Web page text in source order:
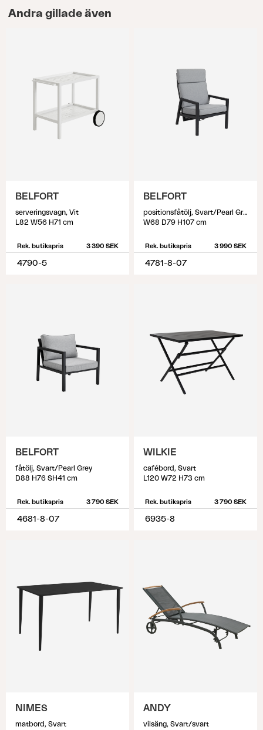
Andra gillade även
BELFORT
serveringsvagn, Vit
L82 W56 H71 cm
Rek. butikspris 3 390 SEK
4790-5
BELFORT
positionsfåtölj, Svart/Pearl Grey
W68 D79 H107 cm
Rek. butikspris 3 990 SEK
4781-8-07
BELFORT
fåtölj, Svart/Pearl Grey
D88 H76 SH41 cm
Rek. butikspris 3 790 SEK
4681-8-07
WILKIE
cafébord, Svart
L120 W72 H73 cm
Rek. butikspris 3 790 SEK
6935-8
NIMES
matbord, Svart
ANDY
vilsäng, Svart/svart